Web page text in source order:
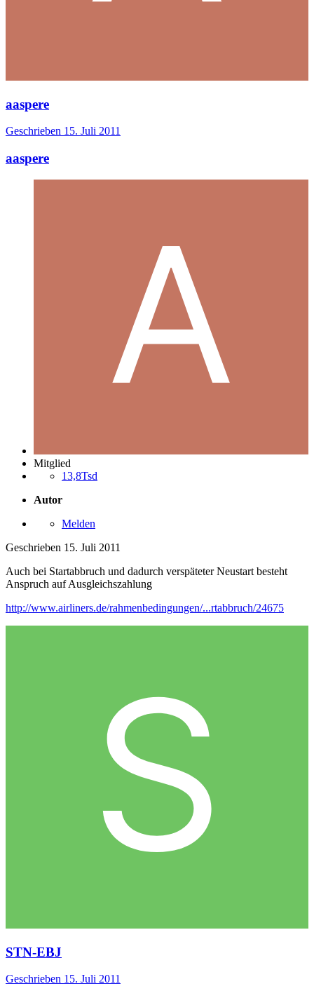
aaspere
Geschrieben 15. Juli 2011
aaspere
Mitglied
13,8Tsd
Autor
Melden
Geschrieben 15. Juli 2011
Auch bei Startabbruch und dadurch verspäteter Neustart besteht
Anspruch auf Ausgleichszahlung
http://www.airliners.de/rahmenbedingungen/...rtabbruch/24675
STN-EBJ
Geschrieben 15. Juli 2011